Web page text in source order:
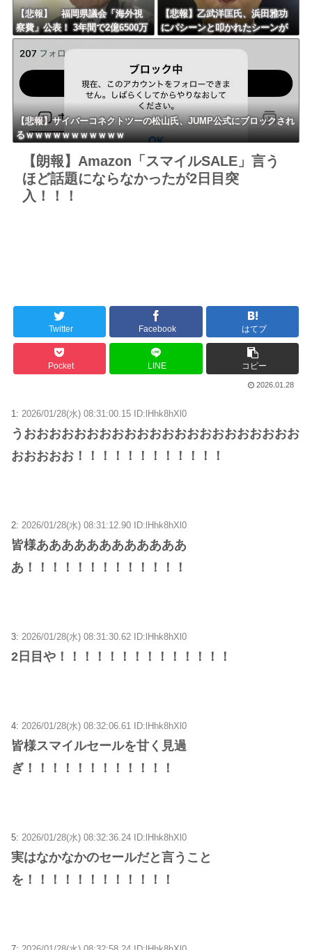
【悲報】 福岡県議会「海外視
察費」公表！ 3年間で2億6500万
円ｗｗｗｗｗｗｗｗｗ
【悲報】乙武洋匡氏、浜田雅功
にパシーンと叩かれたシーンが
オンエアされず「障害者相手だ
と放送されなくなる。俺、逆差
別だと思って」
【悲報】サイバーコネクトツーの松山氏、JUMP公式にブロックされ
るｗｗｗｗｗｗｗｗｗｗｗ
【朗報】Amazon「スマイルSALE」言う
ほど話題にならなかったが2日目突
入！！！
Twitter Facebook はてブ
Pocket LINE コピー
2026.01.28
1: 2026/01/28(水) 08:31:00.15 ID:lHhk8hXl0
うおおおおおおおおおおおおおおおおおおおおおお
おおおおお！！！！！！！！！！！！
2: 2026/01/28(水) 08:31:12.90 ID:lHhk8hXl0
皆様ああああああああああああ
あ！！！！！！！！！！！！！
3: 2026/01/28(水) 08:31:30.62 ID:lHhk8hXl0
2日目や！！！！！！！！！！！！！！
4: 2026/01/28(水) 08:32:06.61 ID:lHhk8hXl0
皆様スマイルセールを甘く見過
ぎ！！！！！！！！！！！！
5: 2026/01/28(水) 08:32:36.24 ID:lHhk8hXl0
実はなかなかのセールだと言うこと
を！！！！！！！！！！！！